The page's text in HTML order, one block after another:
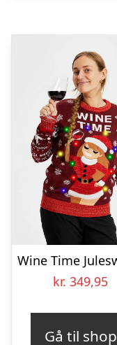
kr. 349,95
Gå til shop